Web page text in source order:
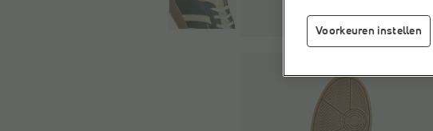
Voorkeuren instellen